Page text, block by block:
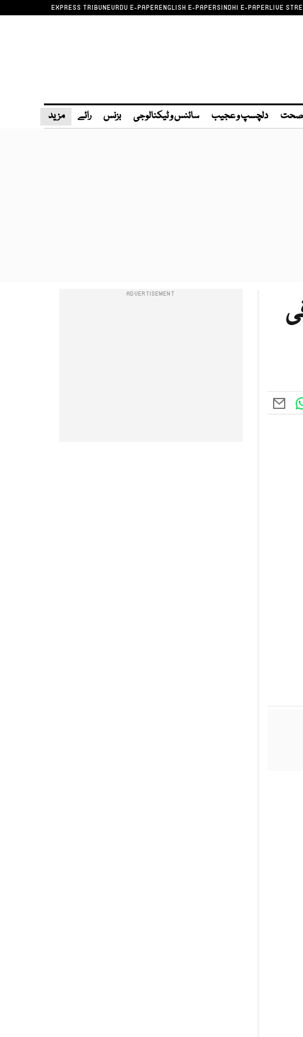
EXPRESS TRIBUNEURDU E-PAPERENGLISH E-PAPERSINDHI E-PAPERLIVE
صحت دلچسپ و عجیب سائنس و ٹیکنالوجی بزنس رائے مزید